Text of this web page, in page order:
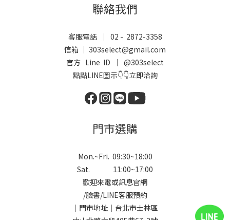
聯絡我們
客服電話 ｜ 02 - 2872-3358
信箱 ｜ 303select@gmail.com
官方 Line ID ｜ @303select
點點LINE圖示👇👇立即洽詢
門市選購
Mon.~Fri. 09:30~18:00
Sat. 11:00~17:00
歡迎來電或訊息官網
/臉書/LINE客服預約
｜門市地址｜台北市士林區